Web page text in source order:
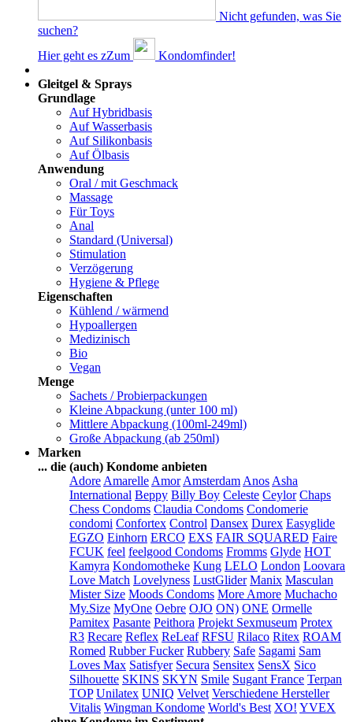
Nicht gefunden, was Sie
suchen?
Hier geht es zZum
Kondomfinder!
Gleitgel & Sprays
Grundlage
Auf Hybridbasis
Auf Wasserbasis
Auf Silikonbasis
Auf Ölbasis
Anwendung
Oral / mit Geschmack
Massage
Für Toys
Anal
Standard (Universal)
Stimulation
Verzögerung
Hygiene & Pflege
Eigenschaften
Kühlend / wärmend
Hypoallergen
Medizinisch
Bio
Vegan
Menge
Sachets / Probierpackungen
Kleine Abpackung (unter 100 ml)
Mittlere Abpackung (100ml-249ml)
Große Abpackung (ab 250ml)
Marken
... die (auch) Kondome anbieten
Adore Amarelle Amor Amsterdam Anos Asha
International Beppy Billy Boy Celeste Ceylor Chaps
Chess Condoms Claudia Condoms Condomerie
condomi Confortex Control Dansex Durex Easyglide
EGZO Einhorn ERCO EXS FAIR SQUARED Faire
FCUK feel feelgood Condoms Fromms Glyde HOT
Kamyra Kondomotheke Kung LELO London Loovara
Love Match Lovelyness LustGlider Manix Masculan
Mister Size Moods Condoms More Amore Muchacho
My.Size MyOne Oebre OJO ON) ONE Ormelle
Pamitex Pasante Peithora Projekt Sexmuseum Protex
R3 Recare Reflex ReLeaf RFSU Rilaco Ritex ROAM
Romed Rubber Fucker Rubbery Safe Sagami Sam
Loves Max Satisfyer Secura Sensitex SensX Sico
Silhouette SKINS SKYN Smile Sugant France Terpan
TOP Unilatex UNIQ Velvet Verschiedene Hersteller
Vitalis Wingman Kondome World's Best XO! YVEX